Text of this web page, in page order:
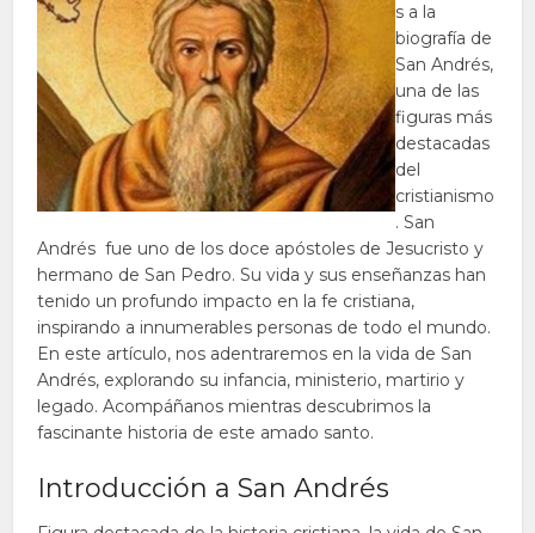
s a la
biografía de
San Andrés,
una de las
figuras más
destacadas
del
cristianismo
. San
Andrés fue uno de los doce apóstoles de Jesucristo y
hermano de San Pedro. Su vida y sus enseñanzas han
tenido un profundo impacto en la fe cristiana,
inspirando a innumerables personas de todo el mundo.
En este artículo, nos adentraremos en la vida de San
Andrés, explorando su infancia, ministerio, martirio y
legado. Acompáñanos mientras descubrimos la
fascinante historia de este amado santo.
Introducción a San Andrés